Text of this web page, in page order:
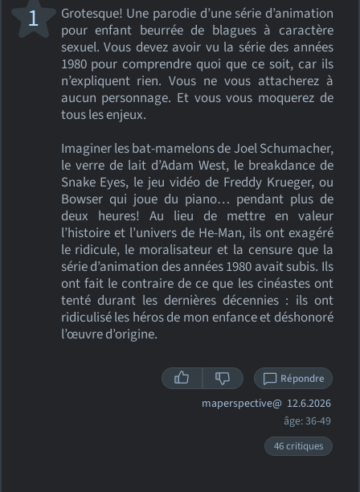
Grotesque! Une parodie d’une série d’animation
pour enfant beurrée de blagues à caractère
sexuel. Vous devez avoir vu la série des années
1980 pour comprendre quoi que ce soit, car ils
n’expliquent rien. Vous ne vous attacherez à
aucun personnage. Et vous vous moquerez de
tous les enjeux.
Imaginer les bat-mamelons de Joel Schumacher,
le verre de lait d’Adam West, le breakdance de
Snake Eyes, le jeu vidéo de Freddy Krueger, ou
Bowser qui joue du piano… pendant plus de
deux heures! Au lieu de mettre en valeur
l’histoire et l’univers de He-Man, ils ont exagéré
le ridicule, le moralisateur et la censure que la
série d’animation des années 1980 avait subis. Ils
ont fait le contraire de ce que les cinéastes ont
tenté durant les dernières décennies : ils ont
ridiculisé les héros de mon enfance et déshonoré
l’œuvre d’origine.
1
Répondre
maperspective@ 12.6.2026
âge: 36-49
46 critiques